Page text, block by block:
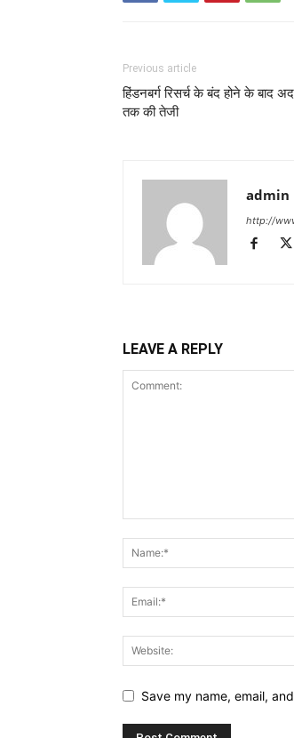
Previous article
हिंडनबर्ग रिसर्च के बंद होने के बाद
तक की तेजी
admin
http://
LEAVE A REPLY
Save my name, email,